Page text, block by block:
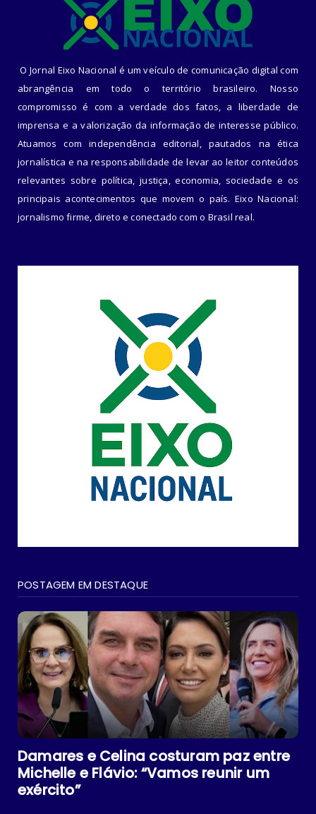
O Jornal Eixo Nacional é um veículo de comunicação digital com
abrangência em todo o território brasileiro. Nosso
compromisso é com a verdade dos fatos, a liberdade de
imprensa e a valorização da informação de interesse público.
Atuamos com independência editorial, pautados na ética
jornalística e na responsabilidade de levar ao leitor conteúdos
relevantes sobre política, justiça, economia, sociedade e os
principais acontecimentos que movem o país. Eixo Nacional:
jornalismo firme, direto e conectado com o Brasil real.
POSTAGEM EM DESTAQUE
Damares e Celina costuram paz entre
Michelle e Flávio: “Vamos reunir um
exército”